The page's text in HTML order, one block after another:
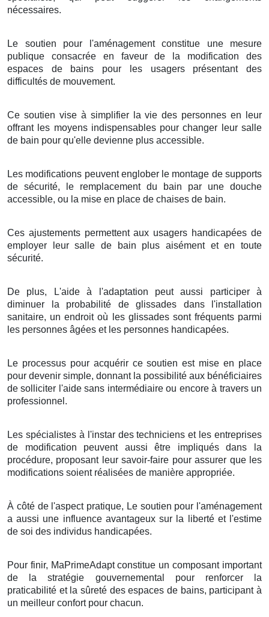
nécessaires.
Le soutien pour l'aménagement constitue une mesure
publique consacrée en faveur de la modification des
espaces de bains pour les usagers présentant des
difficultés de mouvement.
Ce soutien vise à simplifier la vie des personnes en leur
offrant les moyens indispensables pour changer leur salle
de bain pour qu'elle devienne plus accessible.
Les modifications peuvent englober le montage de supports
de sécurité, le remplacement du bain par une douche
accessible, ou la mise en place de chaises de bain.
Ces ajustements permettent aux usagers handicapées de
employer leur salle de bain plus aisément et en toute
sécurité.
De plus, L'aide à l'adaptation peut aussi participer à
diminuer la probabilité de glissades dans l'installation
sanitaire, un endroit où les glissades sont fréquents parmi
les personnes âgées et les personnes handicapées.
Le processus pour acquérir ce soutien est mise en place
pour devenir simple, donnant la possibilité aux bénéficiaires
de solliciter l'aide sans intermédiaire ou encore à travers un
professionnel.
Les spécialistes à l'instar des techniciens et les entreprises
de modification peuvent aussi être impliqués dans la
procédure, proposant leur savoir-faire pour assurer que les
modifications soient réalisées de manière appropriée.
À côté de l'aspect pratique, Le soutien pour l'aménagement
a aussi une influence avantageux sur la liberté et l'estime
de soi des individus handicapées.
Pour finir, MaPrimeAdapt constitue un composant important
de la stratégie gouvernemental pour renforcer la
praticabilité et la sûreté des espaces de bains, participant à
un meilleur confort pour chacun.